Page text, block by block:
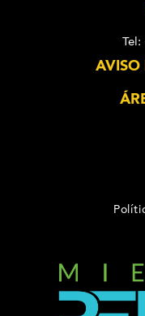
Tel:
AVISO